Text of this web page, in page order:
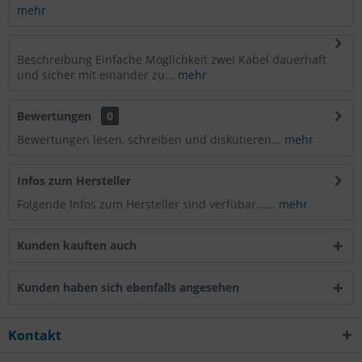
mehr
Beschreibung Einfache Möglichkeit zwei Kabel dauerhaft
und sicher mit einander zu... mehr
Bewertungen
0
Bewertungen lesen, schreiben und diskutieren... mehr
Infos zum Hersteller
Folgende Infos zum Hersteller sind verfübar...... mehr
Kunden kauften auch
Kunden haben sich ebenfalls angesehen
Kontakt